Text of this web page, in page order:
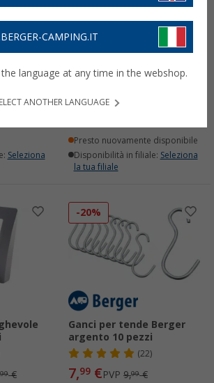
Seleziona
Gancio appendiabiti
Confurn nero
Presto nuovamente disponibile
Disponibilità in filiale: Seleziona
la tua filiale
99€
-20%
Ganci per tende Berger
argento 10 pezzi
(22)
7,99 €PVP 9,99€
CAMPING.IT
the language at any time in the webshop.
ANOTHER LANGUAGE